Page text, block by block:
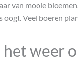
van mooie
oogt. Veel boeren
het weer